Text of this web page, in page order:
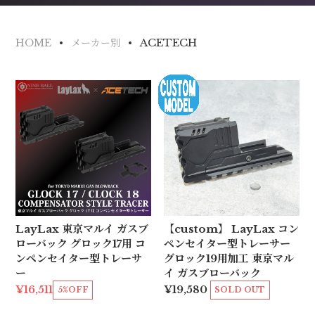
HOME メーカー別 ACETECH
LayLax 東京マルイ ガスブ
ローバック グロック17用 コ
ンペンセイター型トレーサ
ー
¥16,511 5%OFF
【custom】 LayLax コン
ペンセイター型トレーサー
グロック19用加工 東京マル
イ ガスブローバック
¥19,580 SOLD OUT